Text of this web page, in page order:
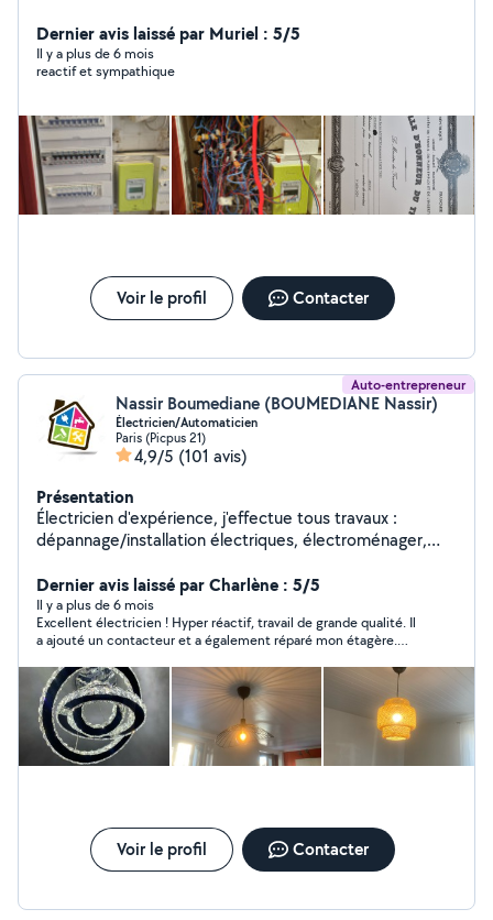
luminaires prise de courant ext! Vérification de la terre
sur les prises de courant avec appareil de mesure
Remplacement de tableaux électriques 380volts
de contacteur heure creuse J/N 220 volt et 380 volt
Création de vmc wc et salle de bain Assurance
décennale Anglais lu écrit parlé Payment carte bleue ou
espèce
Dernier avis laissé par Muriel : 5/5
Il y a plus de 6 mois
reactif et sympathique
Voir le profil Contacter
Auto-entrepreneur
Nassir Boumediane (BOUMEDIANE Nassir)
Électricien/Automaticien
Paris (Picpus 21)
4,9/5 (101 avis)
Présentation
Électricien d'expérience, j'effectue tous travaux :
dépannage/installation électriques, électroménager,
montage/fixation de meuble, TV, salle de bain (paroi de
douche, porte-serviette, radiateurs, etc...).
Dernier avis laissé par Charlène : 5/5
Il y a plus de 6 mois
Excellent électricien ! Hyper réactif, travail de grande qualité. Il
a ajouté un contacteur et a également réparé mon étagère.
Voir le profil Contacter